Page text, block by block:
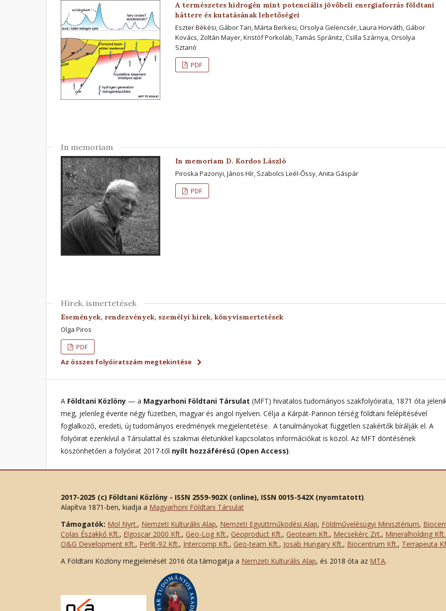
A természetes hidrogén mint potenciális jövőbeli energiaforrás földtani
háttere és kutatásának lehetőségei
Eszter Békési, Gábor Tari, Márta Berkesi, Orsolya Gelencsér, Laura Horváth, Gábor
Kovács, Zoltán Mayer, Kristóf Porkoláb, Tamás Spránitz, Csilla Szárnya, Orsolya
Sztanó
PDF
In memoriam
In memoriam D. Kordos László
Piroska Pazonyi, János Hír, Szabolcs Leél-Őssy, Anita Gáspár
PDF
Hírek, ismertetések
Események, rendezvények, személyi hírek, könyvismertetések
Olga Piros
PDF
Az összes folyóiratszám megtekintése
A Földtani Közlöny — a Magyarhoni Földtani Társulat (MFT) hivatalos tudományos szakfolyóirata, 1871 óta
meg, jelenleg évente négy füzetben, magyar és angol nyelven. Célja a Kárpát-Pannon térség földtani felépítésével
foglalkozó, eredeti, új tudományos eredmények megjelentetése. A tanulmányokat független szakértők bírálják el. A
folyóirat ezenkívül a Társulattal és szakmai életünkkel kapcsolatos információkat is közöl. Az MFT döntésének
köszönhetően a folyóirat 2017-től nyílt hozzáférésű (Open Access).
2017-2025 (c) Földtani Közlöny - ISSN 2559-902X (online), ISSN 0015-542X (nyomtatott).
Alapítva 1871-ben, kiadja a Magyarhoni Földtani Társulat
Támogatók: Mol Nyrt., Nemzeti Kulturális Alap, Nemzeti Együttműködési Alap, Földművelésügyi Minisztérium,
Colas Északkő Kft., Elgoscar 2000 Kft., Geo-Log Kft., Geoproduct Kft., Geoteam Kft., Mecsekérc Zrt., Mineralholding Kft.
O&G Development Kft., Perlit-92 Kft., Intercomp Kft., Geo-team Kft., Josab Hungary Kft., Biocentrum Kft., Terrapeuta
A Földtani Közlöny megjelenését 2016 óta támogatja a Nemzeti Kulturális Alap, és 2018 óta az MTA.